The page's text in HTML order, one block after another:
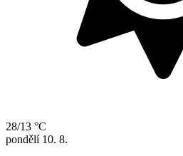
28/13 °C
pondělí 10. 8.